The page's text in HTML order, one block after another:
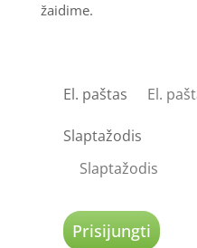
žaidime.
El. paštas
Slaptažodis